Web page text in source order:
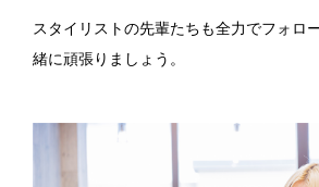
スタイリストの先輩たちも全力でフォロ
緒に頑張りましょう。